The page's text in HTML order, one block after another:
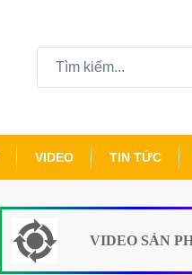
VIDEO TIN TỨC
VIDEO SẢN